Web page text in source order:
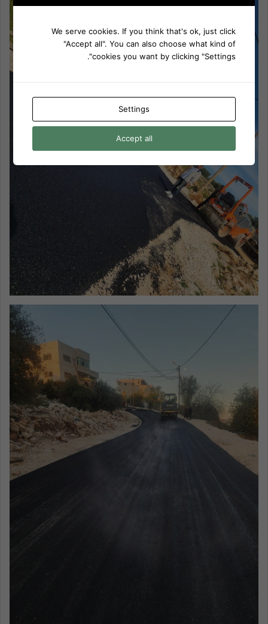
We serve cookies. If you think that's ok, just click
"Accept all". You can also choose what kind of
cookies you want by clicking "Settings".
Settings
Accept all